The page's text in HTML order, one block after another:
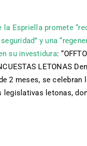
la Espriella promete
y una
su investidura: “
LETONAS
2 meses, se celebran
legislativas letonas,